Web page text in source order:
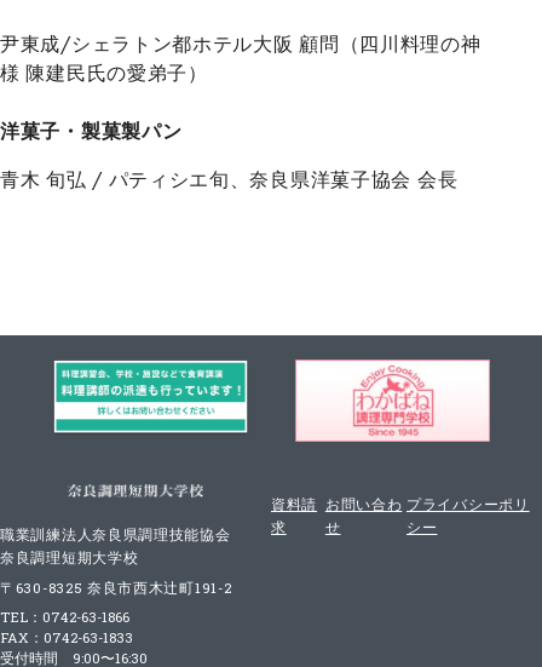
尹東成/シェラトン都ホテル大阪 顧問（四川料理の神
様 陳建民氏の愛弟子）
洋菓子・製菓製パン
青木 旬弘 / パティシエ旬、奈良県洋菓子協会 会長
職業訓練法人奈良県調理技能協会
奈良調理短期大学校
〒630-8325 奈良市西木辻町191-2
TEL：0742-63-1866
FAX：0742-63-1833
受付時間 9:00〜16:30
資料請
求
お問い合わ
せ
プライバシーポリ
シー